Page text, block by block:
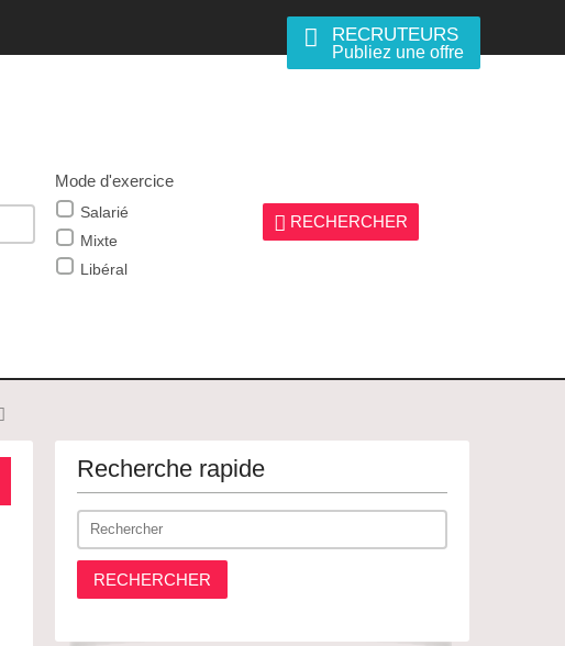
RECRUTEURS
Publiez une offre
Mode d'exercice
Salarié
Mixte
Libéral
RECHERCHER
Recherche rapide
RECHERCHER